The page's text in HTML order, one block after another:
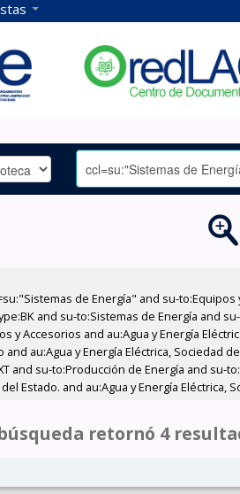
de Energía" and su-to:Equipos
and su-to:Sistemas de Energía and
y Accesorios and au:Agua y Energía
au:Agua y Energía Eléctrica, Sociedad
and su-to:Producción de Energía and su-
Estado. and au:Agua y Energía Eléctrica,
retornó 4